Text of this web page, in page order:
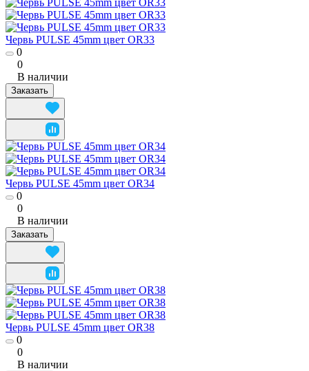
Червь PULSE 45mm цвет OR33
0
0
В наличии
Заказать
Червь PULSE 45mm цвет OR34
0
0
В наличии
Заказать
Червь PULSE 45mm цвет OR38
0
0
В наличии